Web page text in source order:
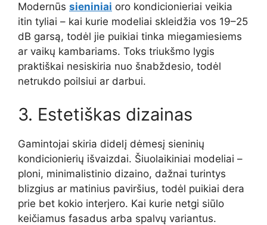
Modernūs sieniniai oro kondicionieriai veikia
itin tyliai – kai kurie modeliai skleidžia vos 19–25
dB garsą, todėl jie puikiai tinka miegamiesiems
ar vaikų kambariams. Toks triukšmo lygis
praktiškai nesiskiria nuo šnabždesio, todėl
netrukdo poilsiui ar darbui.
3. Estetiškas dizainas
Gamintojai skiria didelį dėmesį sieninių
kondicionierių išvaizdai. Šiuolaikiniai modeliai –
ploni, minimalistinio dizaino, dažnai turintys
blizgius ar matinius paviršius, todėl puikiai dera
prie bet kokio interjero. Kai kurie netgi siūlo
keičiamus fasadus arba spalvų variantus.